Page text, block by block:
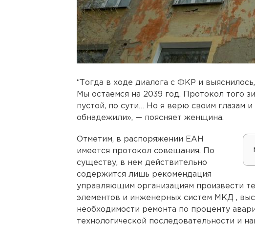
“Тогда в ходе диалога с ФКР и
Мы остаемся на 2039 год. Протокол того
пустой, по сути… Но я верю своим глазам
обнадежили», — поясняет женщина.
Отметим, в распоряжении ЕАН
имеется протокол совещания. По
существу, в нем действительно
содержится лишь рекомендация
управляющим организациям произвести
элементов и инженерных систем МКД ,
необходимости ремонта по проценту
технологической последовательности и